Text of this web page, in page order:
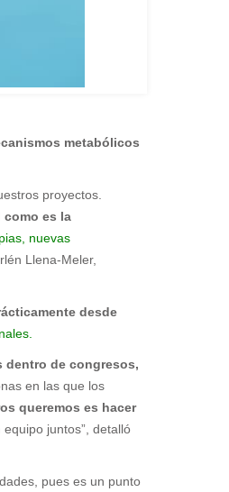
metabólicos
proyectos.
como es la
nuevas
Llena-Meler,
desde
dentro de congresos,
en las que los
queremos es hacer
juntos”, detalló
pues es un punto